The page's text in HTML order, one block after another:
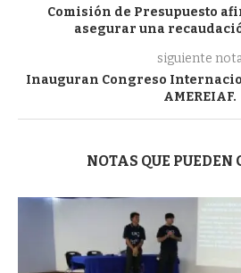
Comisión de Presupuesto
asegurar una
siguiente
Inauguran Congreso
AMEREIAF.
NOTAS QUE PUEDEN